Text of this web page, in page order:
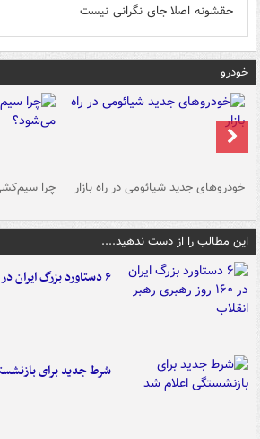
حقشونه اصلا جای نگرانی نیست
خودرو
خودروهای جدید شیائومی در راه بازار چرا
این مطالب را از دست ندهید....
۶ دستاورد بزرگ ایران در ۱۶۰ روز رهبری رهبر انقلاب
شرط جدید برای